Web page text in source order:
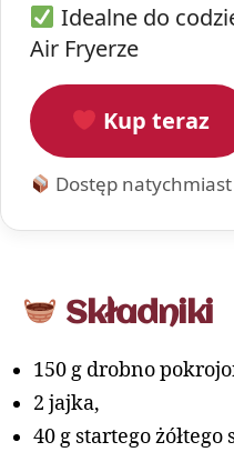
Idealne do
Air Fryerze
Kup teraz
Dostęp
Składniki
150 g drobno
2 jajka,
40 g startego żółtego